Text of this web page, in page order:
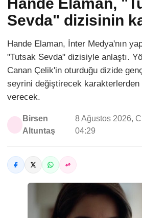
Sevda" dizisinin
Hande Elaman, İnter Medya'nın
"Tutsak Sevda" dizisiyle anlaştı.
Canan Çelik'in oturduğu dizide
seyrini değiştirecek karakterlerden
verecek.
Birsen
Altuntaş
8 Ağustos 2026,
04:29